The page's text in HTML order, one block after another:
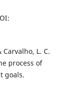
L. C.
process of
goals.